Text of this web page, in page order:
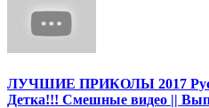
ЛУЧШИЕ ПРИКОЛЫ 2017
Детка!!! Смешные видео ||